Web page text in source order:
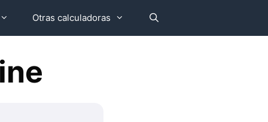
Otras calculadoras